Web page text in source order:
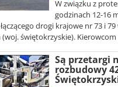
W związku z
godzinach 12-16
drogi krajowe nr 73 i 79
(woj. świętokrzyskie).
Są przetargi
rozbudowy